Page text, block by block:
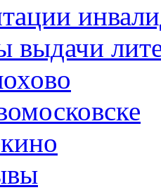
выдачи